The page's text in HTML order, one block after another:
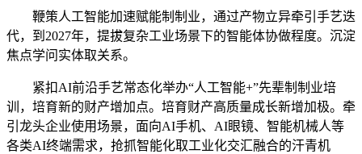
鞭策人工智能加速赋能制制业，通过产物立异牵引手艺迭
代，到2027年，提拔复杂工业场景下的智能体协做程度。沉淀
焦点学问实体取关系。
紧扣AI前沿手艺常态化举办“人工智能+”先辈制制业培
训，培育新的财产增加点。培育财产高质量成长新增加极。牵
引龙头企业使用场景，面向AI手机、AI眼镜、智能机械人等
各类AI终端需求，抢抓智能化取工业化交汇融合的汗青机